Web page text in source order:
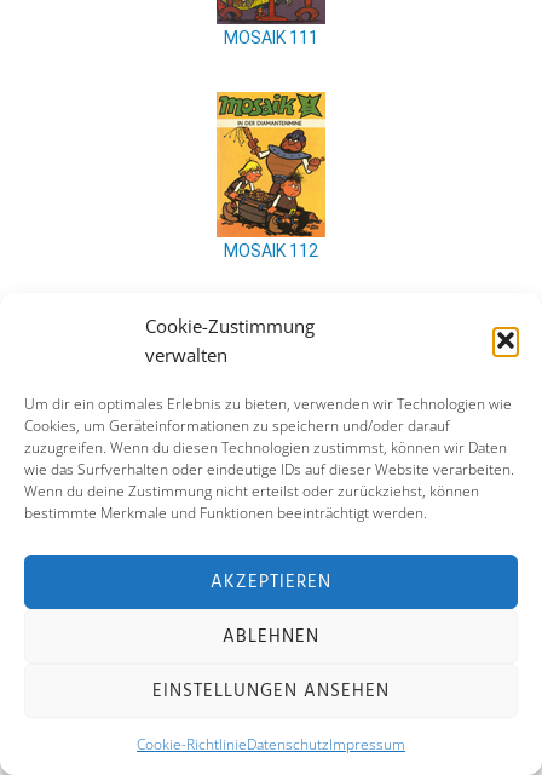
Cookie-Zustimmung
verwalten
Um dir ein optimales Erlebnis zu bieten, verwenden wir Technologien wie
Cookies, um Geräteinformationen zu speichern und/oder darauf
zuzugreifen. Wenn du diesen Technologien zustimmst, können wir Daten
wie das Surfverhalten oder eindeutige IDs auf dieser Website verarbeiten.
Wenn du deine Zustimmung nicht erteilst oder zurückziehst, können
bestimmte Merkmale und Funktionen beeinträchtigt werden.
AKZEPTIEREN
ABLEHNEN
EINSTELLUNGEN ANSEHEN
Cookie-RichtlinieDatenschutzImpressum
MOSAIK 111
MOSAIK 112
MOSAIK 113
MOSAIK 114